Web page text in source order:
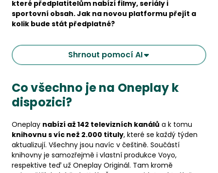
které předplatitelům nabízí filmy, seriály i
sportovní obsah. Jak na novou platformu přejít a
kolik bude stát předplatné?
Shrnout pomocí AI
Co všechno je na Oneplay k
dispozici?
Oneplay nabízí až 142 televizních kanálů a k tomu
knihovnu s víc než 2.000 tituly, které se každý týden
aktualizují. Všechny jsou navíc v češtině. Součástí
knihovny je samozřejmě i vlastní produkce Voyo,
respektive teď už Oneplay Originál. Tam kromě